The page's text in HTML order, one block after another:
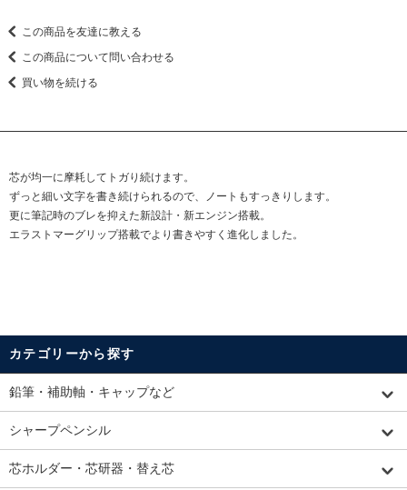
この商品を友達に教える
この商品について問い合わせる
買い物を続ける
芯が均一に摩耗してトガり続けます。
ずっと細い文字を書き続けられるので、ノートもすっきりします。
更に筆記時のブレを抑えた新設計・新エンジン搭載。
エラストマーグリップ搭載でより書きやすく進化しました。
カテゴリーから探す
鉛筆・補助軸・キャップなど
シャープペンシル
芯ホルダー・芯研器・替え芯